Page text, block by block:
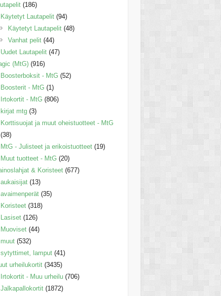
(186)
Käytetyt Lautapelit (94)
Käytetyt Lautapelit (48)
Vanhat pelit (44)
Uudet Lautapelit (47)
(MtG) (916)
Boosterboksit - MtG (52)
Boosterit - MtG (1)
Irtokortit - MtG (806)
kirjat mtg (3)
Korttisuojat ja muut oheistuotteet - MtG
(38)
MtG - Julisteet ja erikoistuotteet (19)
Muut tuotteet - MtG (20)
& Koristeet (677)
aukaisijat (13)
avaimenperät (35)
Koristeet (318)
Lasiset (126)
Muoviset (44)
muut (532)
sytyttimet, lamput (41)
urheilukortit (3435)
Irtokortit - Muu urheilu (706)
Jalkapallokortit (1872)